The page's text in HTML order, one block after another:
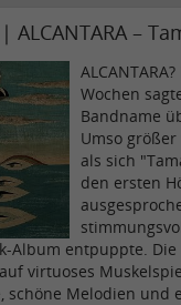
ALCANTARA –
Wochen
Bandname
Umso
als sich
den ersten
Album entpuppte.
virtuoses
schöne Melodien und